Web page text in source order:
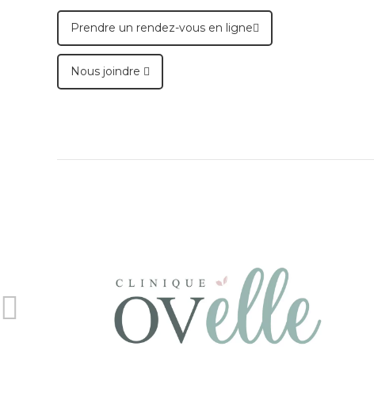
Prendre un rendez-vous en ligne
Nous joindre